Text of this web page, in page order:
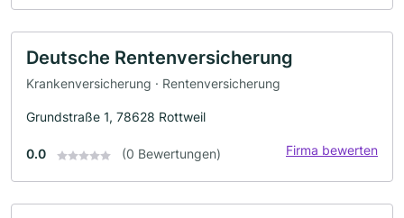
Deutsche Rentenversicherung
Krankenversicherung · Rentenversicherung
Grundstraße 1, 78628 Rottweil
0.0 (0 Bewertungen) Firma bewerten